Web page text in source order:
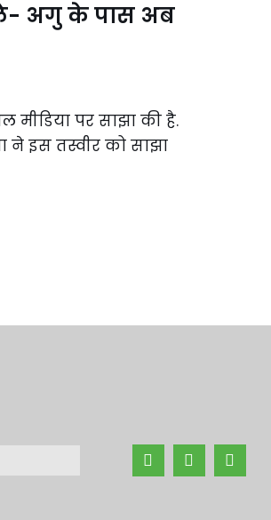
अगु के पास अब
मीडिया पर साझा की है.
ने इस तस्वीर को साझा